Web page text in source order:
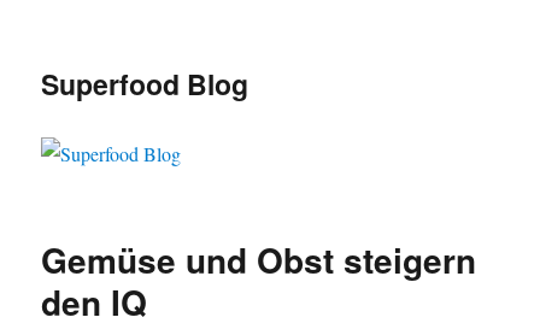
Superfood Blog
Gemüse und Obst steigern
den IQ